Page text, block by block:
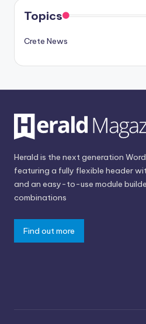
Topics
Crete News
Herald is the next generation
featuring a fully flexible header
and an easy-to-use module
combinations
Find out more